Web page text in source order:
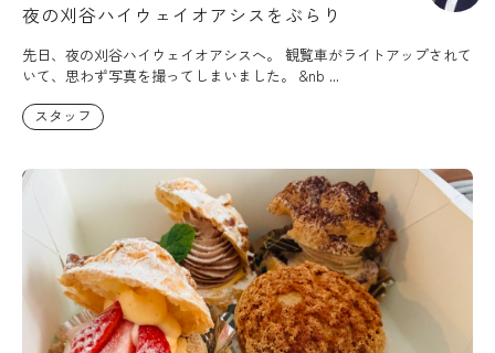
夜の刈谷ハイウェイオアシスをぶらり
先日、夜の刈谷ハイウェイオアシスへ。 観覧車がライトアップされて
いて、思わず写真を撮ってしまいました。 &nb ...
スタッフ